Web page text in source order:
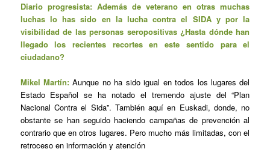
Diario progresista: Además de veterano en otras muchas
luchas lo has sido en la lucha contra el SIDA y por la
visibilidad de las personas seropositivas ¿Hasta dónde han
llegado los recientes recortes en este sentido para el
ciudadano?
Mikel Martín:Aunque no ha sido igual en todos los lugares del
Estado Español se ha notado el tremendo ajuste del “Plan
Nacional Contra el Sida”. También aquí en Euskadi, donde, no
obstante se han seguido haciendo campañas de prevención al
contrario que en otros lugares. Pero mucho más limitadas, con el
retroceso en información y atención